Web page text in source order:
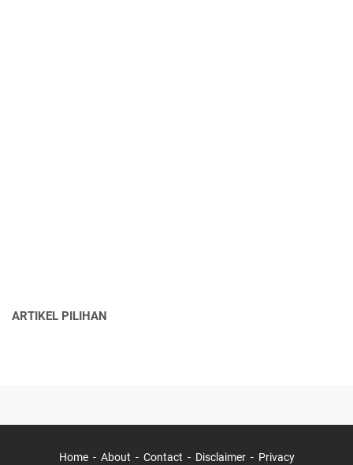
ARTIKEL PILIHAN
Home About Contact Disclaimer Privacy